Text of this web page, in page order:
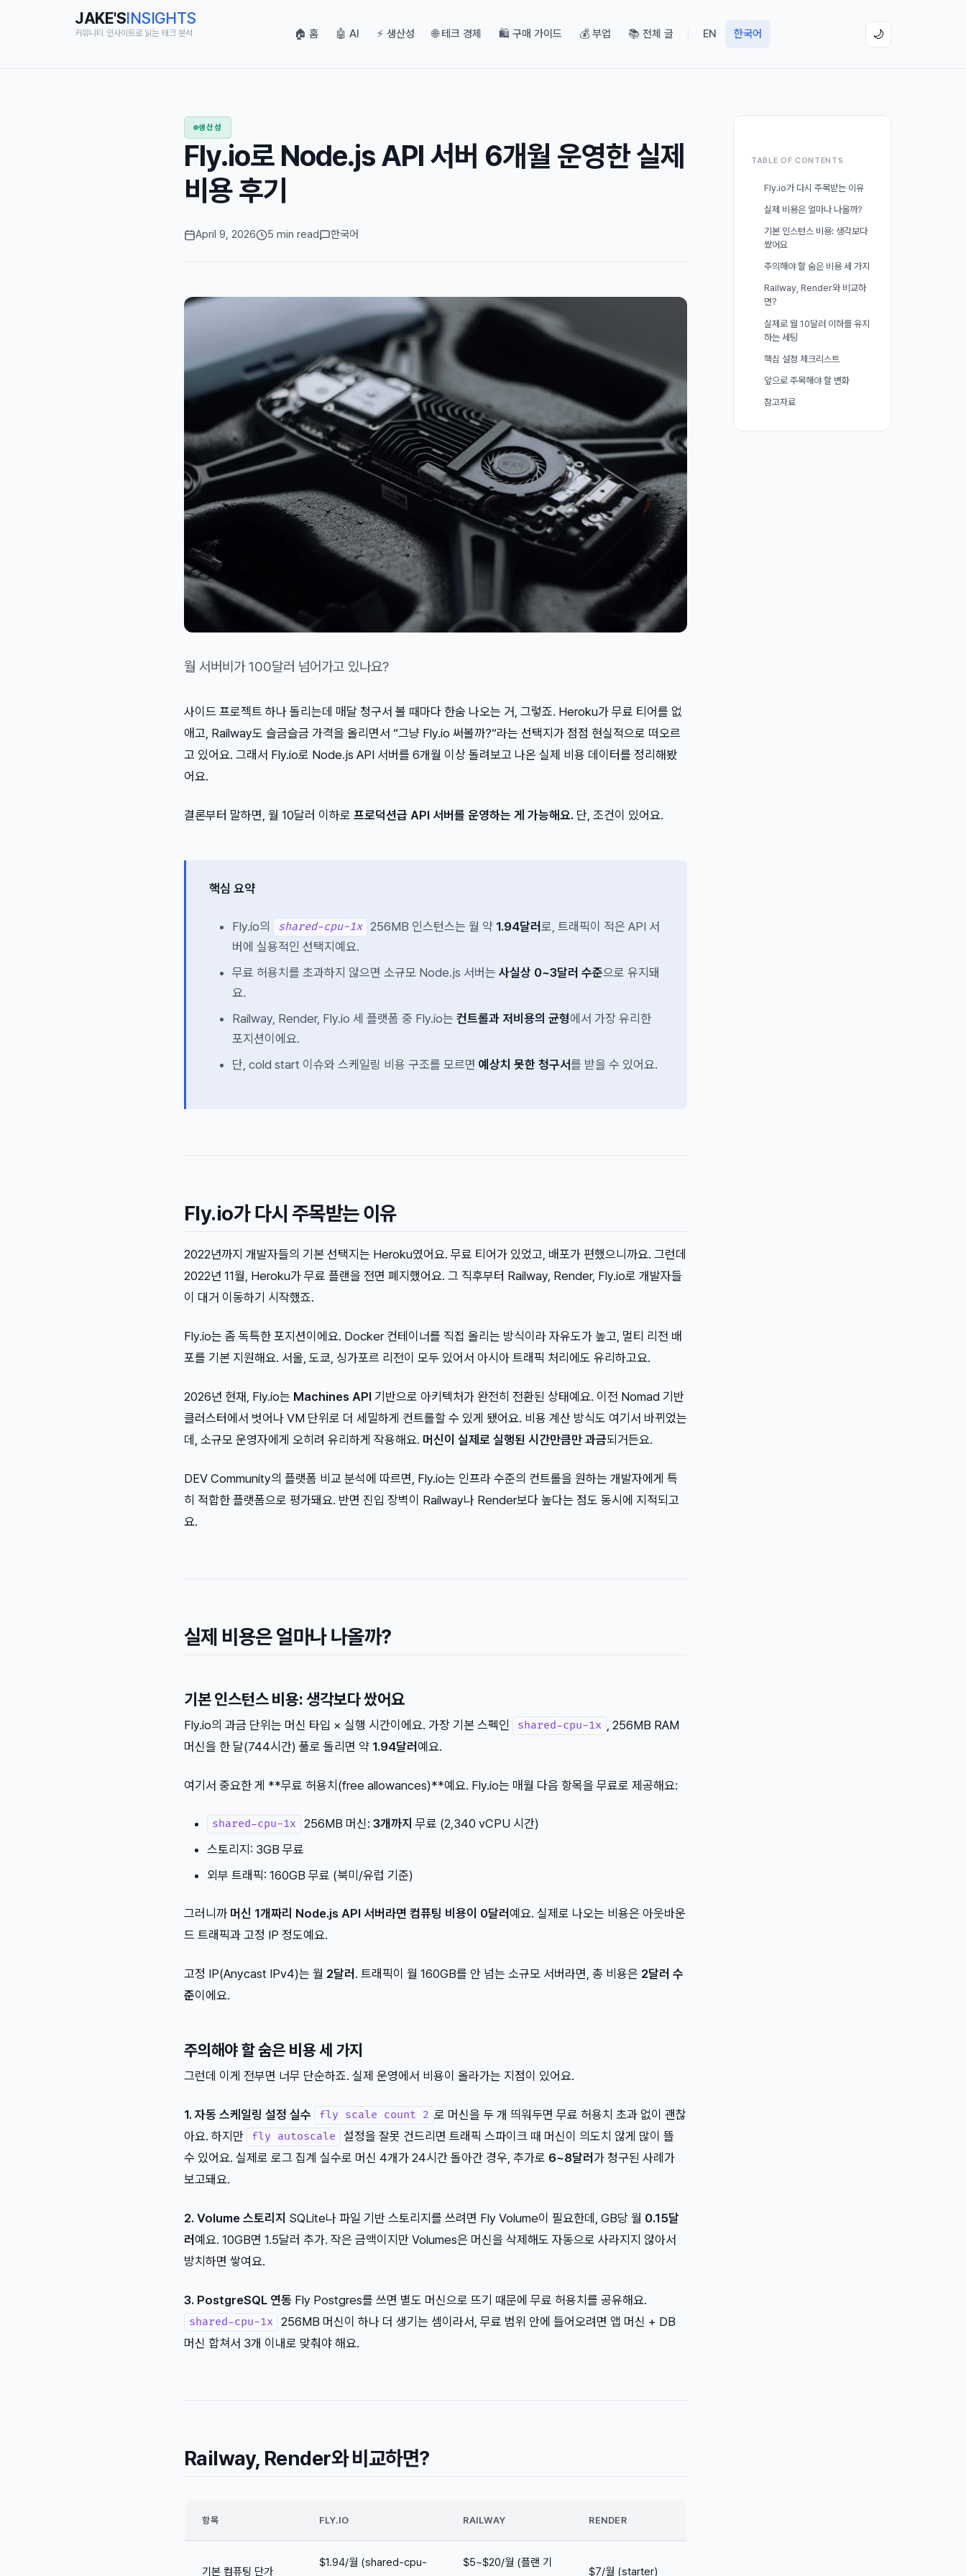
JAKE'SINSIGHTS
커뮤니티 인사이트로 읽는 테크 분석 🏠 홈 🤖 AI ⚡ 생산성 🌐 테크 경제 🛍️ 구매 가이드 💰 부업 📚 전체 글 EN 한국어 🌙
생산성
Fly.io로 Node.js API 서버 6개월 운영한 실제
비용 후기
April 9, 2026 5 min read 한국어
월 서버비가 100달러 넘어가고 있나요?
사이드 프로젝트 하나 돌리는데 매달 청구서 볼 때마다 한숨 나오는 거, 그렇죠. Heroku가 무료 티어를 없
애고, Railway도 슬금슬금 가격을 올리면서 “그냥 Fly.io 써볼까?“라는 선택지가 점점 현실적으로 떠오르
고 있어요. 그래서 Fly.io로 Node.js API 서버를 6개월 이상 돌려보고 나온 실제 비용 데이터를 정리해봤
어요.
결론부터 말하면, 월 10달러 이하로 프로덕션급 API 서버를 운영하는 게 가능해요. 단, 조건이 있어요.
핵심 요약
Fly.io의 shared-cpu-1x 256MB 인스턴스는 월 약 1.94달러로, 트래픽이 적은 API 서
버에 실용적인 선택지예요.
무료 허용치를 초과하지 않으면 소규모 Node.js 서버는 사실상 0~3달러 수준으로 유지돼
요.
Railway, Render, Fly.io 세 플랫폼 중 Fly.io는 컨트롤과 저비용의 균형에서 가장 유리한
포지션이에요.
단, cold start 이슈와 스케일링 비용 구조를 모르면 예상치 못한 청구서를 받을 수 있어요.
Fly.io가 다시 주목받는 이유
2022년까지 개발자들의 기본 선택지는 Heroku였어요. 무료 티어가 있었고, 배포가 편했으니까요. 그런데
2022년 11월, Heroku가 무료 플랜을 전면 폐지했어요. 그 직후부터 Railway, Render, Fly.io로 개발자들
이 대거 이동하기 시작했죠.
Fly.io는 좀 독특한 포지션이에요. Docker 컨테이너를 직접 올리는 방식이라 자유도가 높고, 멀티 리전 배
포를 기본 지원해요. 서울, 도쿄, 싱가포르 리전이 모두 있어서 아시아 트래픽 처리에도 유리하고요.
2026년 현재, Fly.io는 Machines API 기반으로 아키텍처가 완전히 전환된 상태예요. 이전 Nomad 기반
클러스터에서 벗어나 VM 단위로 더 세밀하게 컨트롤할 수 있게 됐어요. 비용 계산 방식도 여기서 바뀌었는
데, 소규모 운영자에게 오히려 유리하게 작용해요. 머신이 실제로 실행된 시간만큼만 과금되거든요.
DEV Community의 플랫폼 비교 분석에 따르면, Fly.io는 인프라 수준의 컨트롤을 원하는 개발자에게 특
히 적합한 플랫폼으로 평가돼요. 반면 진입 장벽이 Railway나 Render보다 높다는 점도 동시에 지적되고
요.
실제 비용은 얼마나 나올까?
기본 인스턴스 비용: 생각보다 쌌어요
Fly.io의 과금 단위는 머신 타입 × 실행 시간이에요. 가장 기본 스펙인 shared-cpu-1x
, 256MB RAM
머신을 한 달(744시간) 풀로 돌리면 약 1.94달러예요.
여기서 중요한 게 **무료 허용치(free allowances)**예요. Fly.io는 매월 다음 항목을 무료로 제공해요:
shared-cpu-1x 256MB 머신: 3개까지 무료 (2,340 vCPU 시간)
스토리지: 3GB 무료
외부 트래픽: 160GB 무료 (북미/유럽 기준)
그러니까 머신 1개짜리 Node.js API 서버라면 컴퓨팅 비용이 0달러예요. 실제로 나오는 비용은 아웃바운
드 트래픽과 고정 IP 정도예요.
고정 IP(Anycast IPv4)는 월 2달러. 트래픽이 월 160GB를 안 넘는 소규모 서버라면, 총 비용은 2달러 수
준이에요.
주의해야 할 숨은 비용 세 가지
그런데 이게 전부면 너무 단순하죠. 실제 운영에서 비용이 올라가는 지점이 있어요.
1. 자동 스케일링 설정 실수 fly scale count 2 로 머신을 두 개 띄워두면 무료 허용치 초과 없이 괜찮
아요. 하지만
fly autoscale
설정을 잘못 건드리면 트래픽 스파이크 때 머신이 의도치 않게 많이 뜰
수 있어요. 실제로 로그 집계 실수로 머신 4개가 24시간 돌아간 경우, 추가로 6~8달러가 청구된 사례가
보고돼요.
2. Volume 스토리지 SQLite나 파일 기반 스토리지를 쓰려면 Fly Volume이 필요한데, GB당 월 0.15달
러예요. 10GB면 1.5달러 추가. 작은 금액이지만 Volumes은 머신을 삭제해도 자동으로 사라지지 않아서
방치하면 쌓여요.
3. PostgreSQL 연동 Fly Postgres를 쓰면 별도 머신으로 뜨기 때문에 무료 허용치를 공유해요.
shared-cpu-1x
256MB 머신이 하나 더 생기는 셈이라서, 무료 범위 안에 들어오려면 앱 머신 + DB
머신 합쳐서 3개 이내로 맞춰야 해요.
Railway, Render와 비교하면?
항목 FLY.IO RAILWAY RENDER
기본 컴퓨팅 단가
$1.94/월 (shared-cpu-
$5~$20/월 (플랜 기
$7/월 (starter)
TABLE OF CONTENTS
Fly.io가 다시 주목받는 이유
실제 비용은 얼마나 나올까?
기본 인스턴스 비용: 생각보다
쌌어요
주의해야 할 숨은 비용 세 가지
Railway, Render와 비교하
면?
실제로 월 10달러 이하를 유지
하는 세팅
핵심 설정 체크리스트
앞으로 주목해야 할 변화
참고자료